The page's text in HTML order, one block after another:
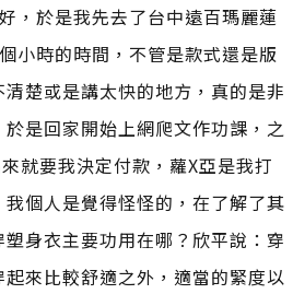
，於是我先去了台中遠百瑪麗蓮
小時的時間，不管是款式還是版
楚或是講太快的地方，真的是非
是回家開始上網爬文作功課，之
就要我決定付款，蘿X亞是我打
個人是覺得怪怪的，在了解了其
身衣主要功用在哪？欣平說：穿
來比較舒適之外，適當的緊度以